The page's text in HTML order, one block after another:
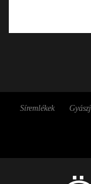
Síremlékek